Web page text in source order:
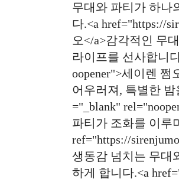
무대와 파티가 하나
다.<a href="https://
오</a>감각적인 무
라이프를 선사합니
oopener">세이렌
어우러져, 특별한 밤
="_blank"
파티가 조화를 이루
ref="https://
생동감 넘치는 무대
하게 합니다.<a